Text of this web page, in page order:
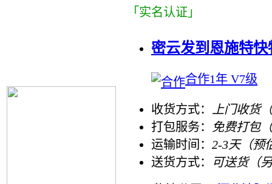
「实名认证」
密云发到恩施特
合作1年 V7级
收货方式：
上门收货
打包服务：
免费打包
运输时间： 2-3天（预
送货方式：
可送货（